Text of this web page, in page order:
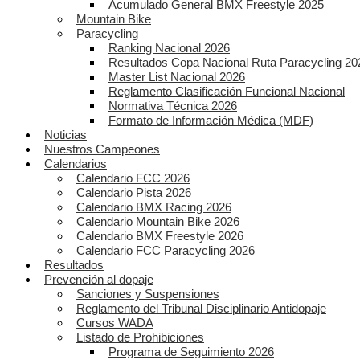
Acumulado General BMX Freestyle 2025
Mountain Bike
Paracycling
Ranking Nacional 2026
Resultados Copa Nacional Ruta Paracycling
Master List Nacional 2026
Reglamento Clasificación Funcional Nacional
Normativa Técnica 2026
Formato de Información Médica (MDF)
Noticias
Nuestros Campeones
Calendarios
Calendario FCC 2026
Calendario Pista 2026
Calendario BMX Racing 2026
Calendario Mountain Bike 2026
Calendario BMX Freestyle 2026
Calendario FCC Paracycling 2026
Resultados
Prevención al dopaje
Sanciones y Suspensiones
Reglamento del Tribunal Disciplinario Antidopaje
Cursos WADA
Listado de Prohibiciones
Programa de Seguimiento 2026